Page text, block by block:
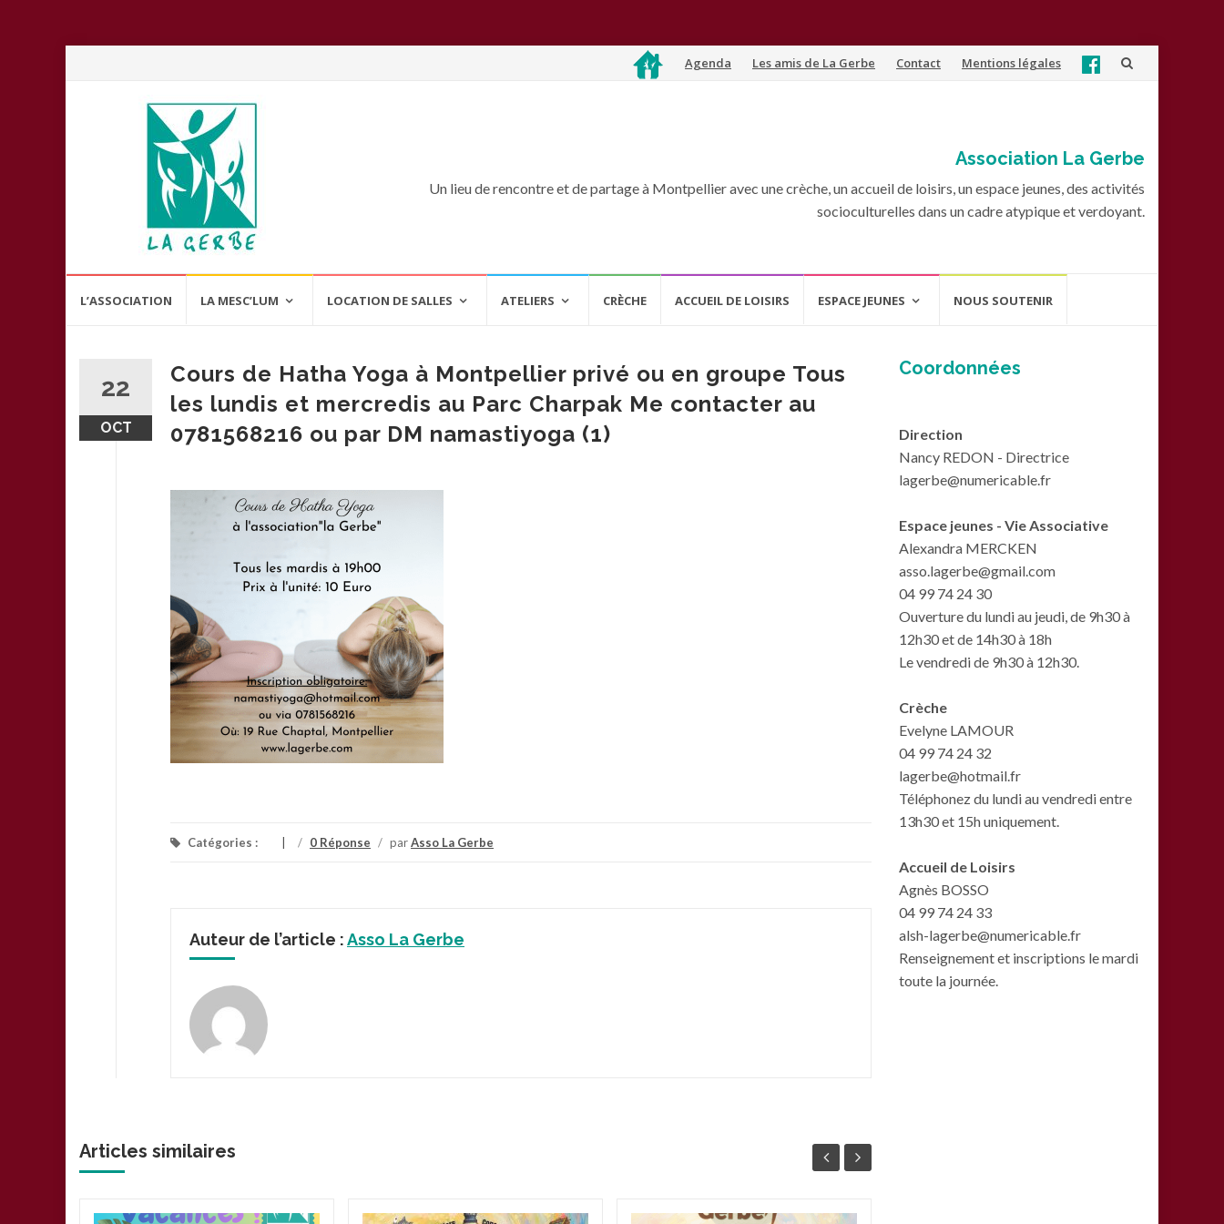
Aller Agenda Les amis de La Gerbe Contact Mentions légales
Association La Gerbe
Un lieu de rencontre et de partage à Montpellier avec une crèche, un accueil de loisirs, un espace jeunes, des activités
socioculturelles dans un cadre atypique et verdoyant.
L’ASSOCIATION LA MESC’LUM LOCATION DE SALLES ATELIERS CRÈCHE ACCUEIL DE LOISIRS ESPACE JEUNES NOUS SOUTENIR
22
OCT
Cours de Hatha Yoga à Montpellier privé ou en groupe Tous
les lundis et mercredis au Parc Charpak Me contacter au
0781568216 ou par DM namastiyoga (1)
Catégories : / 0 Réponse / parAsso La Gerbe
Auteur de l’article :Asso La Gerbe
Articles similaires
Coordonnées
Direction
Nancy REDON - Directrice
lagerbe@numericable.fr
Espace jeunes - Vie Associative
Alexandra MERCKEN
asso.lagerbe@gmail.com
04 99 74 24 30
Ouverture du lundi au jeudi, de 9h30 à
12h30 et de 14h30 à 18h
Le vendredi de 9h30 à 12h30.
Crèche
Evelyne LAMOUR
04 99 74 24 32
lagerbe@hotmail.fr
Téléphonez du lundi au vendredi entre
13h30 et 15h uniquement.
Accueil de Loisirs
Agnès BOSSO
04 99 74 24 33
alsh-lagerbe@numericable.fr
Renseignement et inscriptions le mardi
toute la journée.